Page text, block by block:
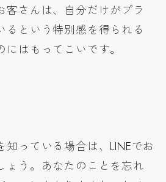
客さんは、自分だけがプラ
るという特別感を得られる
はもってこいです。
知っている場合は、LINEでお
ょう。あなたのことを忘れ